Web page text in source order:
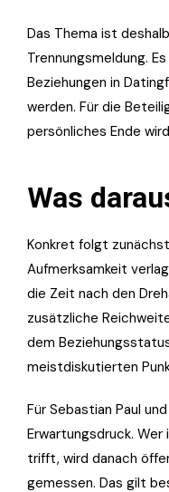
Das Thema ist
Trennungsmeldung.
Beziehungen in
werden. Für die
persönliches Ende
Was
Konkret folgt
Aufmerksamkeit
die Zeit nach den
zusätzliche
dem
meistdiskutierten
Für Sebastian Paul
Erwartungsdruck.
trifft, wird danach
gemessen. Das gilt